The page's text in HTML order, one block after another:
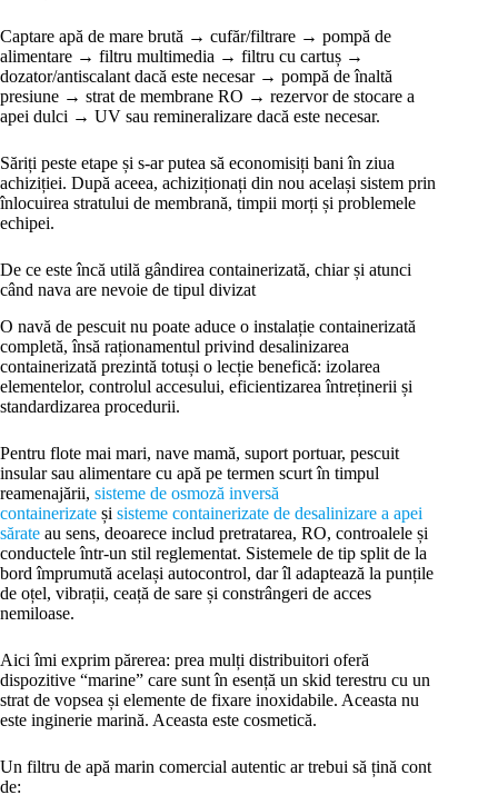
Captare apă de mare brută → cufăr/filtrare → pompă de
alimentare → filtru multimedia → filtru cu cartuș →
dozator/antiscalant dacă este necesar → pompă de înaltă
presiune → strat de membrane RO → rezervor de stocare a
apei dulci → UV sau remineralizare dacă este necesar.
Săriți peste etape și s-ar putea să economisiți bani în ziua
achiziției. După aceea, achiziționați din nou același sistem prin
înlocuirea stratului de membrană, timpii morți și problemele
echipei.
De ce este încă utilă gândirea containerizată, chiar și atunci
când nava are nevoie de tipul divizat
O navă de pescuit nu poate aduce o instalație containerizată
completă, însă raționamentul privind desalinizarea
containerizată prezintă totuși o lecție benefică: izolarea
elementelor, controlul accesului, eficientizarea întreținerii și
standardizarea procedurii.
Pentru flote mai mari, nave mamă, suport portuar, pescuit
insular sau alimentare cu apă pe termen scurt în timpul
reamenajării, sisteme de osmoză inversă
containerizate și sisteme containerizate de desalinizare a apei
sărate au sens, deoarece includ pretratarea, RO, controalele și
conductele într-un stil reglementat. Sistemele de tip split de la
bord împrumută același autocontrol, dar îl adaptează la punțile
de oțel, vibrații, ceață de sare și constrângeri de acces
nemiloase.
Aici îmi exprim părerea: prea mulți distribuitori oferă
dispozitive “marine” care sunt în esență un skid terestru cu un
strat de vopsea și elemente de fixare inoxidabile. Aceasta nu
este inginerie marină. Aceasta este cosmetică.
Un filtru de apă marin comercial autentic ar trebui să țină cont
de: